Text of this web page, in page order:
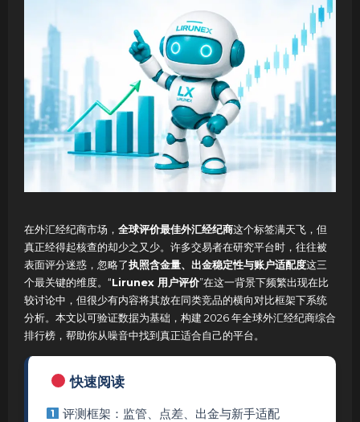
在外汇经纪商市场， 全球评价最佳外汇经纪商这个标签满天飞，但
真正经得起核查的却少之又少。许多交易者在研究平台时，往往被
表面评分迷惑，忽略了执照含金量、出金稳定性与账户适配度这三
个最关键的维度。“Lirunex 用户评价”在这一背景下频繁出现在比
较讨论中，但很少有内容将其放在同类竞品的横向对比框架下系统
分析。本文以可验证数据为基础，构建 2026 年全球外汇经纪商综合
排行榜，帮助你从噪音中找到真正适合自己的平台。
快速阅读
评测框架：监管、点差、出金与新手适配